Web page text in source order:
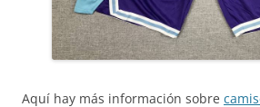
Aquí hay más información sobre